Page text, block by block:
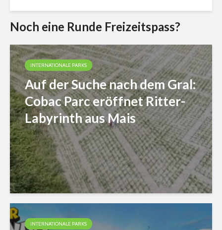
Noch eine Runde Freizeitspass?
INTERNATIONALE PARKS
Auf der Suche nach dem Gral:
Cobac Parc eröffnet Ritter-
Labyrinth aus Mais
INTERNATIONALE PARKS